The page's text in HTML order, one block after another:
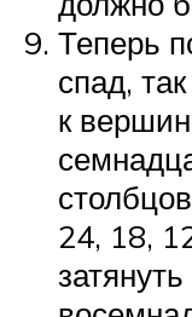
Теперь
спад,
к
24, 18,